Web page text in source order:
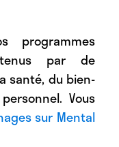
programmes
par de
santé, du bien-
Vous
sur Mental